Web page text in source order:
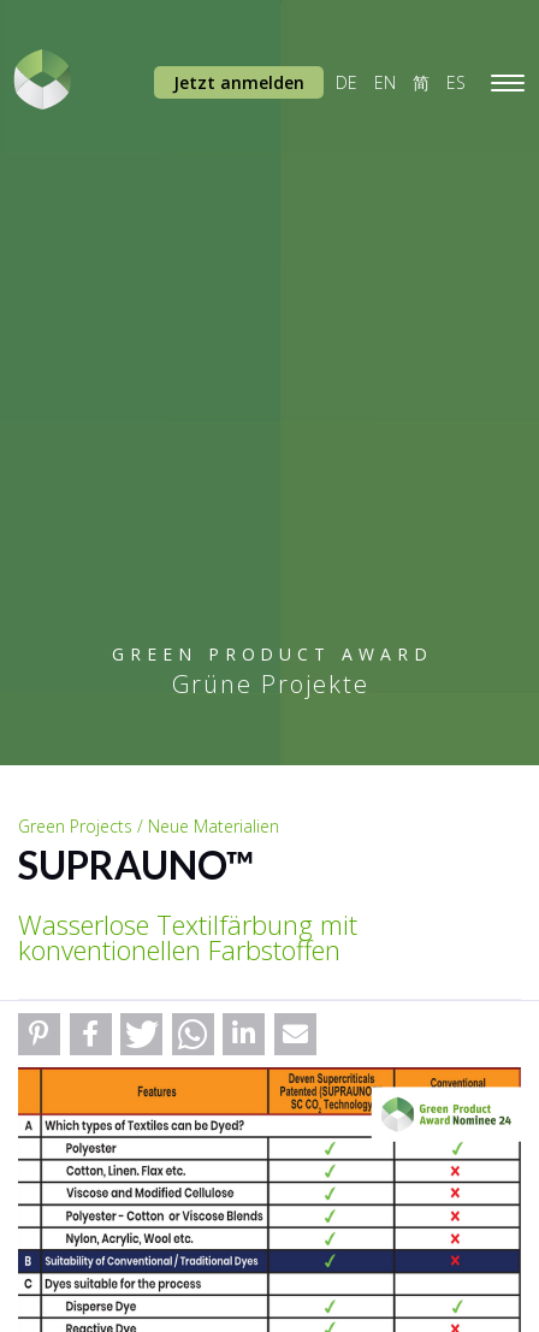
GREEN PRODUCT AWARD
Grüne Projekte
Jetzt anmelden DE EN 简 ES
Green Projects / Neue Materialien
SUPRAUNO™
Wasserlose Textilfärbung mit
konventionellen Farbstoffen